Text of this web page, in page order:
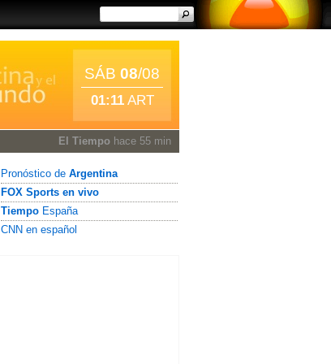
SÁB 08/08
01:11ART
El Tiempo hace 55 min
Pronóstico de Argentina
FOX Sports en vivo
Tiempo España
CNN en español